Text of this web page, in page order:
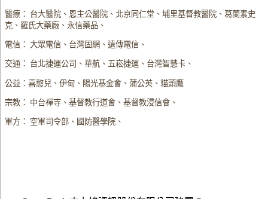
醫療： 台大醫院、恩主公醫院、北京同仁堂、埔里基督教醫院、葛蘭素史
克、羅氏大藥廠、永信藥品、
電信： 大眾電信、台灣固網、遠傳電信、
交通： 台北捷運公司、華航、五崧捷運、台灣智慧卡、
公益：喜憨兒、伊甸、陽光基金會、蒲公英、貓頭鷹
宗教： 中台禪寺、基督教行道會、基督教浸信會、
軍方： 空軍司令部、國防醫學院、